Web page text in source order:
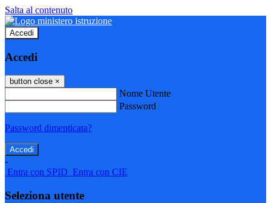
Salta al contenuto
Accedi
Accedi
button close ×
Nome Utente
Password
Password dimenticata?
-
Entra con SPID Entra con CIE
Seleziona utente